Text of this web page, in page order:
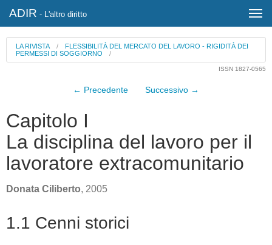
ADIR - L'altro diritto
LA RIVISTA / FLESSIBILITÀ DEL MERCATO DEL LAVORO - RIGIDITÀ DEI
PERMESSI DI SOGGIORNO /
ISSN 1827-0565
← Precedente Successivo →
Capitolo I
La disciplina del lavoro per il
lavoratore extracomunitario
Donata Ciliberto, 2005
1.1 Cenni storici